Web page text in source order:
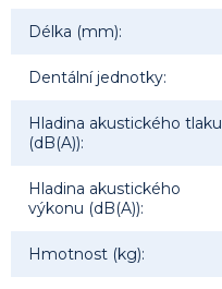
Délka (mm):
Dentální jednotky:
Hladina akustického tlaku
(dB(A)):
Hladina akustického
výkonu (dB(A)):
Hmotnost (kg):